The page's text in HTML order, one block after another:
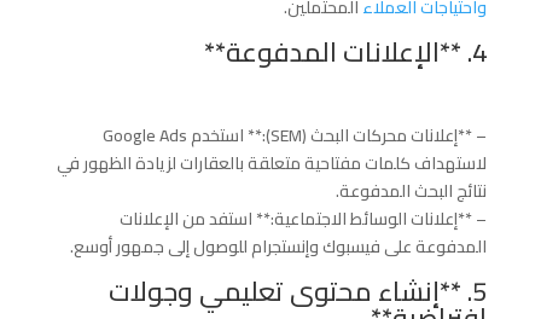
واحتياجات العملاءالمحتملين.
4. **الإعلانات المدفوعة**
– **إعلانات محركات البحث (SEM):** استخدم Google Ads
لاستهداف كلمات مفتاحية متعلقة بالعقارات لزيادة الظهور في
نتائج البحث المدفوعة.
– **إعلانات الوسائط الاجتماعية:** استفد من الإعلانات
المدفوعة على فيسبوك وإنستجرام للوصول إلى جمهور أوسع.
5. **إنشاء محتوى تعليمي وجولات